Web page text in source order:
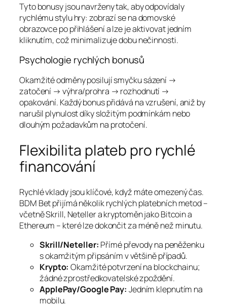
Tyto bonusy jsou navrženy tak, aby odpovídaly
rychlému stylu hry: zobrazí se na domovské
obrazovce po přihlášení a lze je aktivovat jedním
kliknutím, což minimalizuje dobu nečinnosti.
Psychologie rychlých bonusů
Okamžité odměny posilují smyčku sázení →
zatočení → výhra/prohra → rozhodnutí →
opakování. Každý bonus přidává na vzrušení, aniž by
narušil plynulost díky složitým podmínkám nebo
dlouhým požadavkům na protočení.
Flexibilita plateb pro rychlé
financování
Rychlé vklady jsou klíčové, když máte omezený čas.
BDM Bet přijímá několik rychlých platebních metod –
včetně Skrill, Neteller a kryptoměn jako Bitcoin a
Ethereum – které lze dokončit za méně než minutu.
Skrill/Neteller: Přímé převody na peněženku
s okamžitým připsáním v většině případů.
Krypto: Okamžité potvrzení na blockchainu;
žádné zprostředkovatelské zpoždění.
ApplePay/Google Pay: Jedním klepnutím na
mobilu.